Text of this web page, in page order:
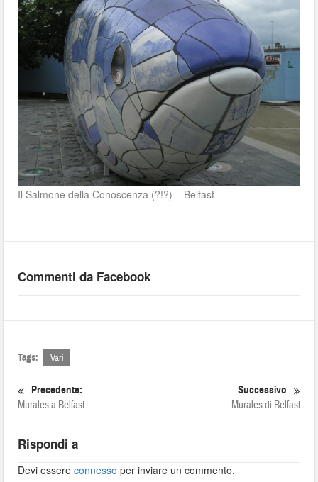
Il Salmone della Conoscenza (?!?) – Belfast
Commenti da Facebook
Tags: Vari
Precedente:
Murales a Belfast
Successivo
Murales di Belfast
Rispondi a
Devi essereconnesso per inviare un commento.